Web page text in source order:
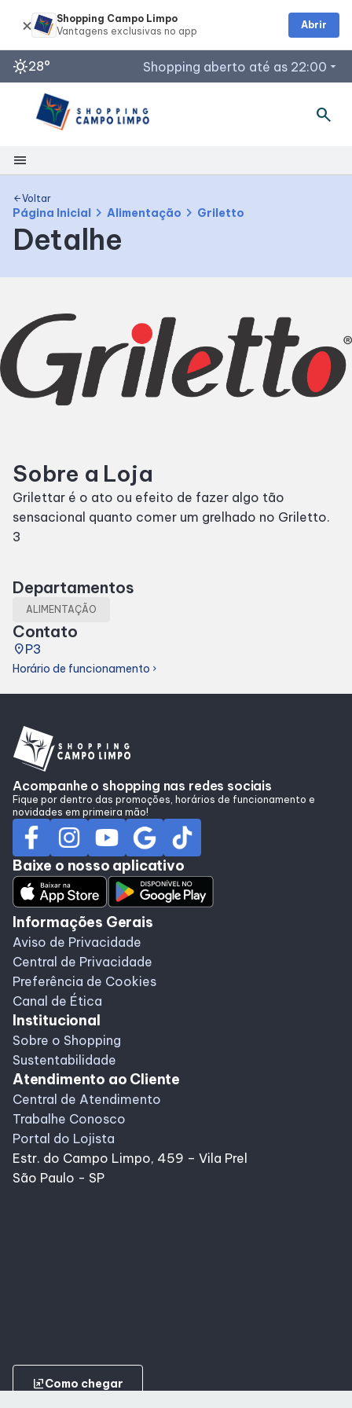
sunny28° Shopping aberto até as 22:00 arrow_drop_down
search
menu
Shopping
Mapa Interno
Como Chegar
Facilidades
Horários
Cinema
Eventos
Lojas e Restaurantes
Lojas
Compre Online
Programa de Benefícios
arrow_backVoltar
Página Inicial chevron_right Alimentação chevron_right Griletto
Detalhe
Sobre a Loja
Grilettar é o ato ou efeito de fazer algo tão
sensacional quanto comer um grelhado no Griletto.
3
Departamentos
ALIMENTAÇÃO
Contato
placeP3
Horário de funcionamento chevron_right
Acompanhe o shopping nas redes sociais
Fique por dentro das promoções, horários de funcionamento e
novidades em primeira mão!
Baixe o nosso aplicativo
Informações Gerais
Aviso de Privacidade
Central de Privacidade
Preferência de Cookies
Canal de Ética
Institucional
Sobre o Shopping
Sustentabilidade
Atendimento ao Cliente
Central de Atendimento
Trabalhe Conosco
Portal do Lojista
Estr. do Campo Limpo, 459 – Vila Prel
São Paulo - SP
ungroupComo chegar
Shopping Campo Limpo
Abrir